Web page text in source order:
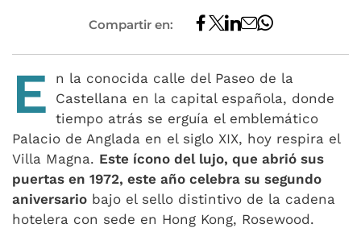
Compartir en:
E
n la conocida calle del Paseo de la
Castellana en la capital española, donde
tiempo atrás se erguía el emblemático
Palacio de Anglada en el siglo XIX, hoy respira el
Villa Magna. Este ícono del lujo, que abrió sus
puertas en 1972, este año celebra su segundo
aniversario bajo el sello distintivo de la cadena
hotelera con sede en Hong Kong, Rosewood.